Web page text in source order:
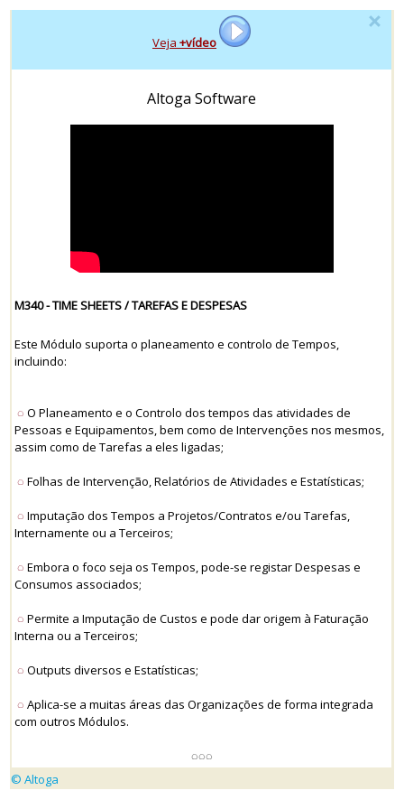
Veja +vídeo
Altoga Software
M340 - TIME SHEETS / TAREFAS E DESPESAS
Este Módulo suporta o planeamento e controlo de Tempos,
incluindo:
◌ O Planeamento e o Controlo dos tempos das atividades de
Pessoas e Equipamentos, bem como de Intervenções nos mesmos,
assim como de Tarefas a eles ligadas;
◌ Folhas de Intervenção, Relatórios de Atividades e Estatísticas;
◌ Imputação dos Tempos a Projetos/Contratos e/ou Tarefas,
Internamente ou a Terceiros;
◌ Embora o foco seja os Tempos, pode-se registar Despesas e
Consumos associados;
◌ Permite a Imputação de Custos e pode dar origem à Faturação
Interna ou a Terceiros;
◌ Outputs diversos e Estatísticas;
◌ Aplica-se a muitas áreas das Organizações de forma integrada
com outros Módulos.
◌◌◌
© Altoga